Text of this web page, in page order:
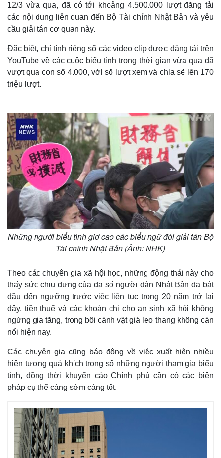
Thế giới
Quan sát
Cuộc sống đó đây
Hồ sơ
Multimedia
Video
Ảnh
E-Magazine
Infographic
12/3 vừa qua, đã có tới khoảng 4.500.000 lượt đăng tải
các nội dung liên quan đến Bộ Tài chính Nhật Bản và yêu
cầu giải tán cơ quan này.
Đặc biệt, chỉ tính riêng số các video clip được đăng tải trên
YouTube về các cuộc biểu tình trong thời gian vừa qua đã
vượt qua con số 4.000, với số lượt xem và chia sẻ lên 170
triệu lượt.
Những người biểu tình giơ cao các biểu ngữ đòi giải tán Bộ
Tài chính Nhật Bản (Ảnh: NHK)
Theo các chuyên gia xã hội học, những động thái này cho
thấy sức chịu đựng của đa số người dân Nhật Bản đã bắt
đầu đến ngưỡng trước việc liên tục trong 20 năm trở lại
đây, tiền thuế và các khoản chi cho an sinh xã hội không
ngừng gia tăng, trong bối cảnh vật giá leo thang không cản
nổi hiện nay.
Các chuyên gia cũng báo động về việc xuất hiện nhiều
hiện tượng quá khích trong số những người tham gia biểu
tình, đồng thời khuyến cáo Chính phủ cần có các biện
pháp cụ thể càng sớm càng tốt.